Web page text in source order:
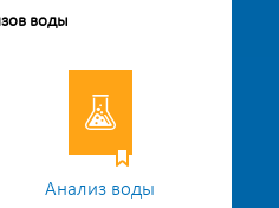
воды
Анализ воды